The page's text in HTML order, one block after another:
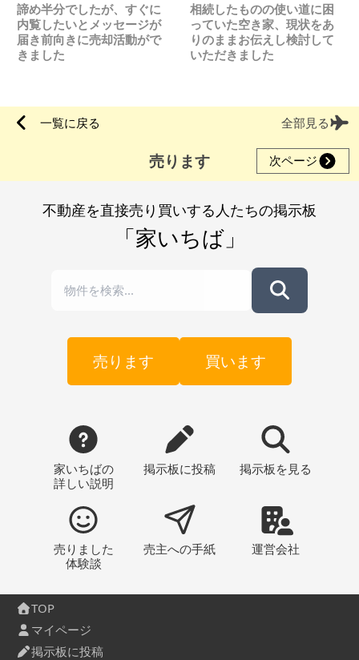
諦め半分でしたが、すぐに
内覧したいとメッセージが
届き前向きに売却活動がで
きました
相続したものの使い道に困
っていた空き家、現状をあ
りのままお伝えし検討して
いただきました
一覧に戻る 全部見る
売ります 次ページ
不動産を直接売り買いする人たちの掲示板
「家いちば」
売ります 買います
家いちばの
詳しい説明
掲示板に投稿 掲示板 を見る
売りました
体験談
売主への手紙 運営会社
TOP
マイページ
掲示板に投稿